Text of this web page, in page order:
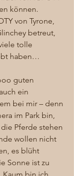
können.
von Tyrone,
betreut,
tolle
haben…
guten
ein
bei mir – denn
im Park bin,
Pferde stehen
wollen nicht
es blüht
Sonne ist zu